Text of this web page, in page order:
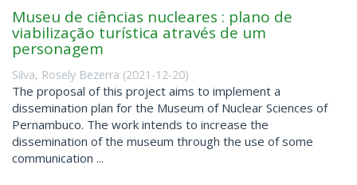
Museu de ciências nucleares : plano de
viabilização turística através de um
personagem
Silva, Rosely Bezerra (2021-12-20)
The proposal of this project aims to implement a
dissemination plan for the Museum of Nuclear Sciences of
Pernambuco. The work intends to increase the
dissemination of the museum through the use of some
communication ...